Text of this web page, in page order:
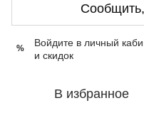
%
Войдите в личный
и скидок
В избранное